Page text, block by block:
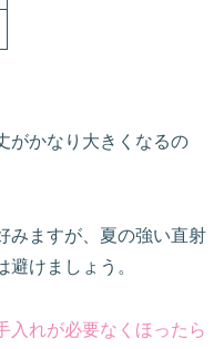
がかなり大きくなるの
みますが、夏の強い直射
避けましょう。
入れが必要なくほったら